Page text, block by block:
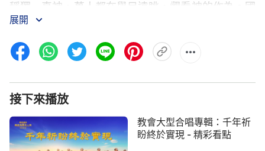
稱獨一真神，萬人都在舉目遠眺，觀看神的作為。國
度降臨在人間，神的本體豐滿全備豐滿全備，有誰不
為此慶幸（有誰不為此慶幸）？有誰不為此歡舞（有
誰不為此歡舞）？錫安哪（錫安哪）！錫安哪（錫安
勝的凱歌來傳揚神的聖名！地極的萬物啊！趕緊洗刷
復原位來顯神在穹蒼的大能！神側耳細聽地上之民的
聲音，在歌聲之中傾注著對神無限的敬愛！就在萬物
展開
接下來播放
教會大型合唱專輯：千年祈
盼終於實現 - 精彩看點